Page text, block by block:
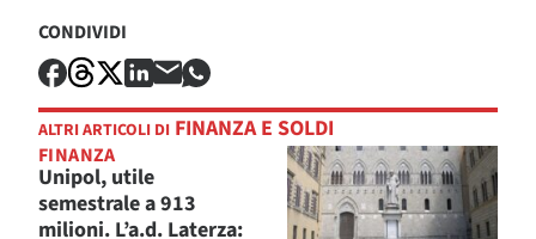
CONDIVIDI
ALTRI ARTICOLI DI FINANZA E SOLDI
FINANZA
Unipol, utile
semestrale a 913
milioni. L’a.d. Laterza: